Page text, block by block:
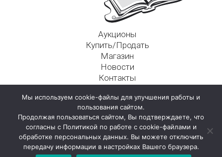
Аукционы
Купить/Продать
Магазин
Новости
Контакты
125009, г. Москва, Никитский пер., д. 4а, стр. 1
Мы используем cookie-файлы для улучшения работы и
пользования сайтом.
Продолжая пользоваться сайтом, Вы подтверждаете, что
согласны с Политикой по работе с cookie-файлами и
обработке персональных данных. Вы можете отключить
передачу информации в настройках Вашего браузера.